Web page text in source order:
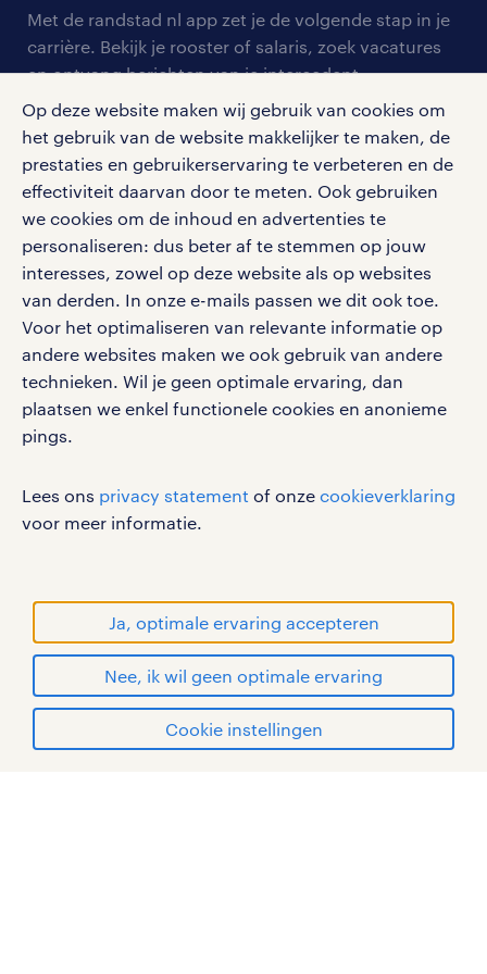
Op deze website maken wij gebruik van cookies om
het gebruik van de website makkelijker te maken, de
prestaties en gebruikerservaring te verbeteren en de
effectiviteit daarvan door te meten. Ook gebruiken
we cookies om de inhoud en advertenties te
personaliseren: dus beter af te stemmen op jouw
interesses, zowel op deze website als op websites
van derden. In onze e-mails passen we dit ook toe.
Voor het optimaliseren van relevante informatie op
andere websites maken we ook gebruik van andere
technieken. Wil je geen optimale ervaring, dan
plaatsen we enkel functionele cookies en anonieme
pings.
Lees ons privacy statement of onze cookieverklaring
voor meer informatie.
Ja, optimale ervaring accepteren
Nee, ik wil geen optimale ervaring
Cookie instellingen
solliciteren
personeel gezocht
aanmelden nieuwsbrief
blogs en artikelen
bruto-netto calculator
onze vestigingen
pers
klachten en misstanden
Met de randstad nl app zet je de volgende stap in je
carrière. Bekijk je rooster of salaris, zoek vacatures
en ontvang berichten van je intercedent.
Eenvoudig, snel en overal.
apple app store
google play store
social media
Volg ons voor de leukste content omtrent
vacatures, solliciteren en inspiratie.
gebruikersvoorwaarden
sitemap
RANDSTAD, HUMAN FORWARD en SHAPING THE
WORLD OF WORK zijn geregistreerde
handelsmerken van Randstad N.V.